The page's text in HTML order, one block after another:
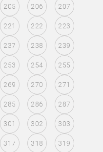
205 206 207
221 222 223
237 238 239
253 254 255
269 270 271
285 286 287
301 302 303
317 318 319